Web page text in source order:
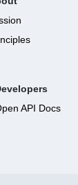
API Docs